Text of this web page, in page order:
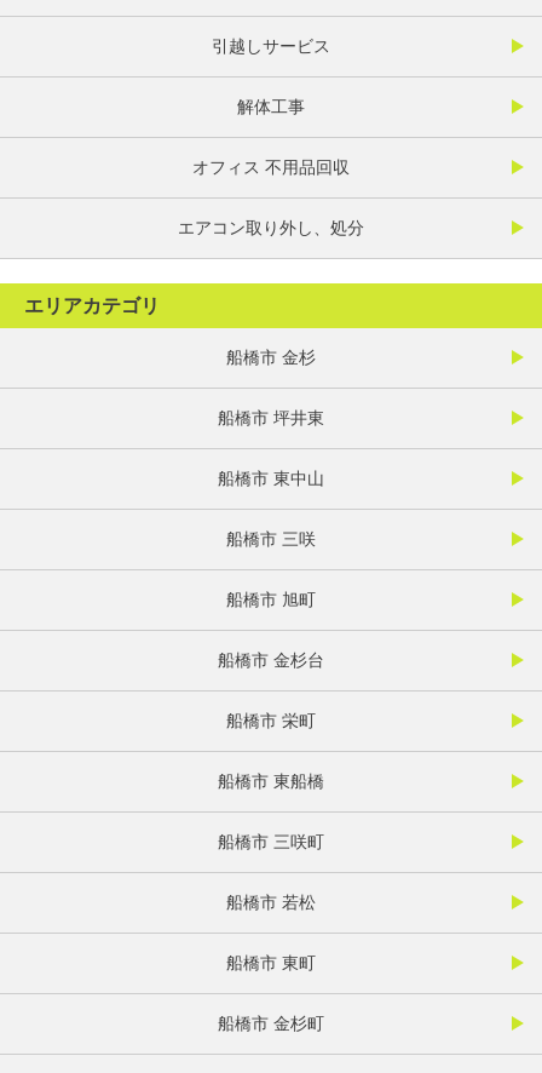
引越しサービス
解体工事
オフィス 不用品回収
エアコン取り外し、処分
エリアカテゴリ
船橋市 金杉
船橋市 坪井東
船橋市 東中山
船橋市 三咲
船橋市 旭町
船橋市 金杉台
船橋市 栄町
船橋市 東船橋
船橋市 三咲町
船橋市 若松
船橋市 東町
船橋市 金杉町